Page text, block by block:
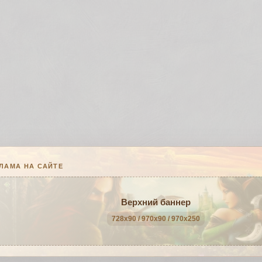
НА САЙТЕ
Верхний баннер
728x90 / 970x90 / 970x250